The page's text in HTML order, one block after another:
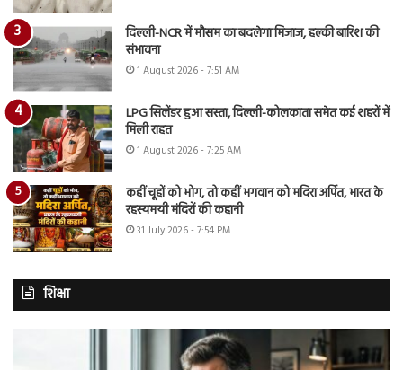
दिल्ली-NCR में मौसम का बदलेगा मिजाज, हल्की बारिश की
संभावना
1 August 2026 - 7:51 AM
LPG सिलेंडर हुआ सस्ता, दिल्ली-कोलकाता समेत कई शहरों में
मिली राहत
1 August 2026 - 7:25 AM
कहीं चूहों को भोग, तो कहीं भगवान को मदिरा अर्पित, भारत के
रहस्यमयी मंदिरों की कहानी
31 July 2026 - 7:54 PM
शिक्षा